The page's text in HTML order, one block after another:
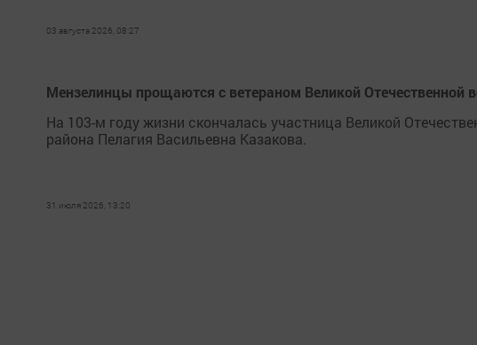
03 августа 2026, 08:27
Мензелинцы прощаются с ветераном Великой Отечественной
На 103-м году жизни скончалась участница Великой
района Пелагия Васильевна Казакова.
31 июля 2026, 13:20